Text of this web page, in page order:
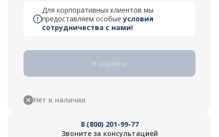
Для корпоративных клиентов мы
предоставляем особыеусловия
сотрудничества с нами!
В корзину
Нет в наличии
8 (800) 201-99-77
Звоните за консультацией